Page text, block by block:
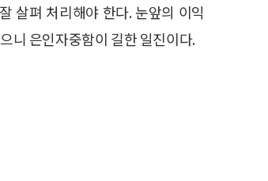
살펴 처리해야 한다. 눈앞의 이익
니 은인자중함이 길한 일진이다.